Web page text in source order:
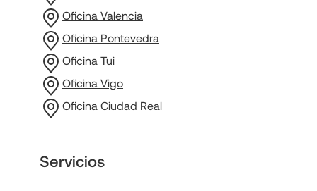
Oficina Valencia
Oficina Pontevedra
Oficina Tui
Oficina Vigo
Oficina Ciudad Real
Servicios